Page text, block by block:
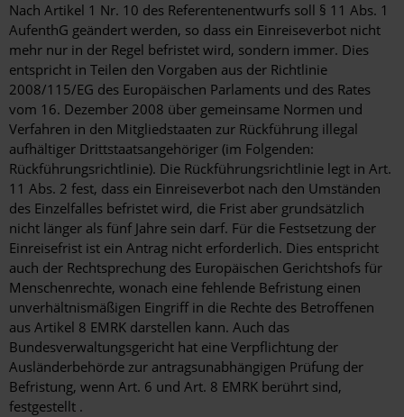
Nach Artikel 1 Nr. 10 des Referentenentwurfs soll § 11 Abs. 1
AufenthG geändert werden, so dass ein Einreiseverbot nicht
mehr nur in der Regel befristet wird, sondern immer. Dies
entspricht in Teilen den Vorgaben aus der Richtlinie
2008/115/EG des Europäischen Parlaments und des Rates
vom 16. Dezember 2008 über gemeinsame Normen und
Verfahren in den Mitgliedstaaten zur Rückführung illegal
aufhältiger Drittstaatsangehöriger (im Folgenden:
Rückführungsrichtlinie). Die Rückführungsrichtlinie legt in Art.
11 Abs. 2 fest, dass ein Einreiseverbot nach den Umständen
des Einzelfalles befristet wird, die Frist aber grundsätzlich
nicht länger als fünf Jahre sein darf. Für die Festsetzung der
Einreisefrist ist ein Antrag nicht erforderlich. Dies entspricht
auch der Rechtsprechung des Europäischen Gerichtshofs für
Menschenrechte, wonach eine fehlende Befristung einen
unverhältnismäßigen Eingriff in die Rechte des Betroffenen
aus Artikel 8 EMRK darstellen kann. Auch das
Bundesverwaltungsgericht hat eine Verpflichtung der
Ausländerbehörde zur antragsunabhängigen Prüfung der
Befristung, wenn Art. 6 und Art. 8 EMRK berührt sind,
festgestellt .